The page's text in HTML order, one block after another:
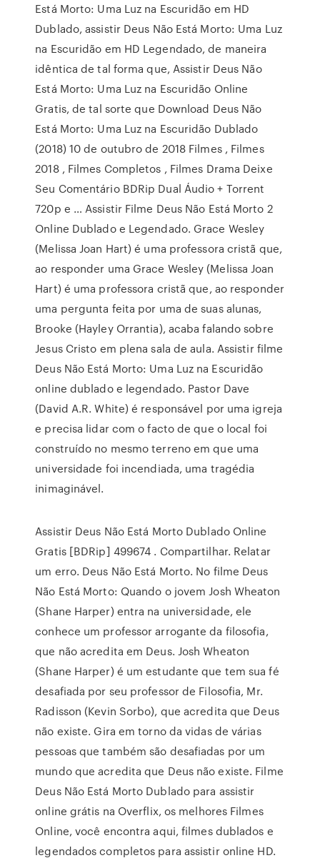
Está Morto: Uma Luz na Escuridão em HD
Dublado, assistir Deus Não Está Morto: Uma Luz
na Escuridão em HD Legendado, de maneira
idêntica de tal forma que, Assistir Deus Não
Está Morto: Uma Luz na Escuridão Online
Gratis, de tal sorte que Download Deus Não
Está Morto: Uma Luz na Escuridão Dublado
(2018) 10 de outubro de 2018 Filmes , Filmes
2018 , Filmes Completos , Filmes Drama Deixe
Seu Comentário BDRip Dual Áudio + Torrent
720p e … Assistir Filme Deus Não Está Morto 2
Online Dublado e Legendado. Grace Wesley
(Melissa Joan Hart) é uma professora cristã que,
ao responder uma Grace Wesley (Melissa Joan
Hart) é uma professora cristã que, ao responder
uma pergunta feita por uma de suas alunas,
Brooke (Hayley Orrantia), acaba falando sobre
Jesus Cristo em plena sala de aula. Assistir filme
Deus Não Está Morto: Uma Luz na Escuridão
online dublado e legendado. Pastor Dave
(David A.R. White) é responsável por uma igreja
e precisa lidar com o facto de que o local foi
construído no mesmo terreno em que uma
universidade foi incendiada, uma tragédia
inimaginável.
Assistir Deus Não Está Morto Dublado Online
Gratis [BDRip] 499674 . Compartilhar. Relatar
um erro. Deus Não Está Morto. No filme Deus
Não Está Morto: Quando o jovem Josh Wheaton
(Shane Harper) entra na universidade, ele
conhece um professor arrogante da filosofia,
que não acredita em Deus. Josh Wheaton
(Shane Harper) é um estudante que tem sua fé
desafiada por seu professor de Filosofia, Mr.
Radisson (Kevin Sorbo), que acredita que Deus
não existe. Gira em torno da vidas de várias
pessoas que também são desafiadas por um
mundo que acredita que Deus não existe. Filme
Deus Não Está Morto Dublado para assistir
online grátis na Overflix, os melhores Filmes
Online, você encontra aqui, filmes dublados e
legendados completos para assistir online HD.